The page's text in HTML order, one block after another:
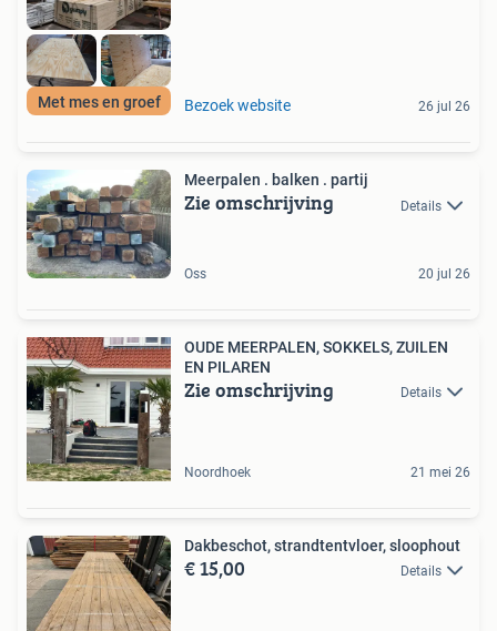
Met mes en groef Bezoek website 26 jul 26
Meerpalen . balken . partij
Zie omschrijving Details
Oss 20 jul 26
OUDE MEERPALEN, SOKKELS, ZUILEN
EN PILAREN
Zie omschrijving Details
Noordhoek 21 mei 26
Dakbeschot, strandtentvloer, sloophout
€ 15,00 Details